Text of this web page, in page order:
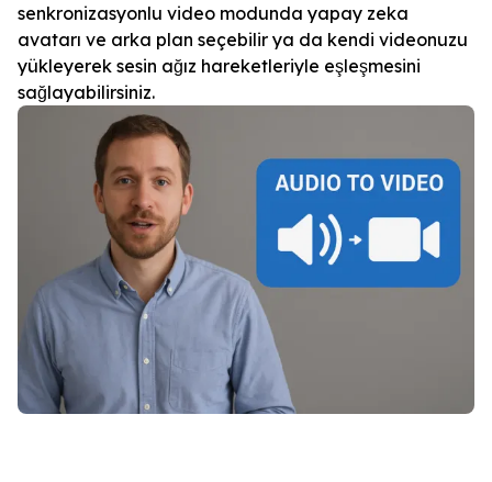
senkronizasyonlu video modunda yapay zeka
avatarı ve arka plan seçebilir ya da kendi videonuzu
yükleyerek sesin ağız hareketleriyle eşleşmesini
sağlayabilirsiniz.